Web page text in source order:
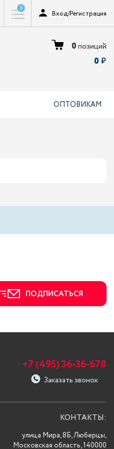
0
Вход/Регистрация
0позиций
0
ОПТОВИКАМ
ПОДПИСАТЬСЯ
+7 (495) 36-36-678
Заказать звонок
КОНТАКТЫ:
улица Мира, 8Б, Люберцы,
Московская область, 140000